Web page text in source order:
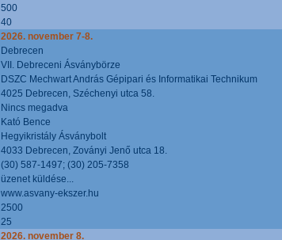
500
40
2026. november 7-8.
Debrecen
VII. Debreceni Ásványbörze
DSZC Mechwart András Gépipari és Informatikai Technikum
4025 Debrecen, Széchenyi utca 58.
Nincs megadva
Kató Bence
Hegyikristály Ásványbolt
4033 Debrecen, Zoványi Jenő utca 18.
(30) 587-1497; (30) 205-7358
üzenet küldése...
www.asvany-ekszer.hu
2500
25
2026. november 8.